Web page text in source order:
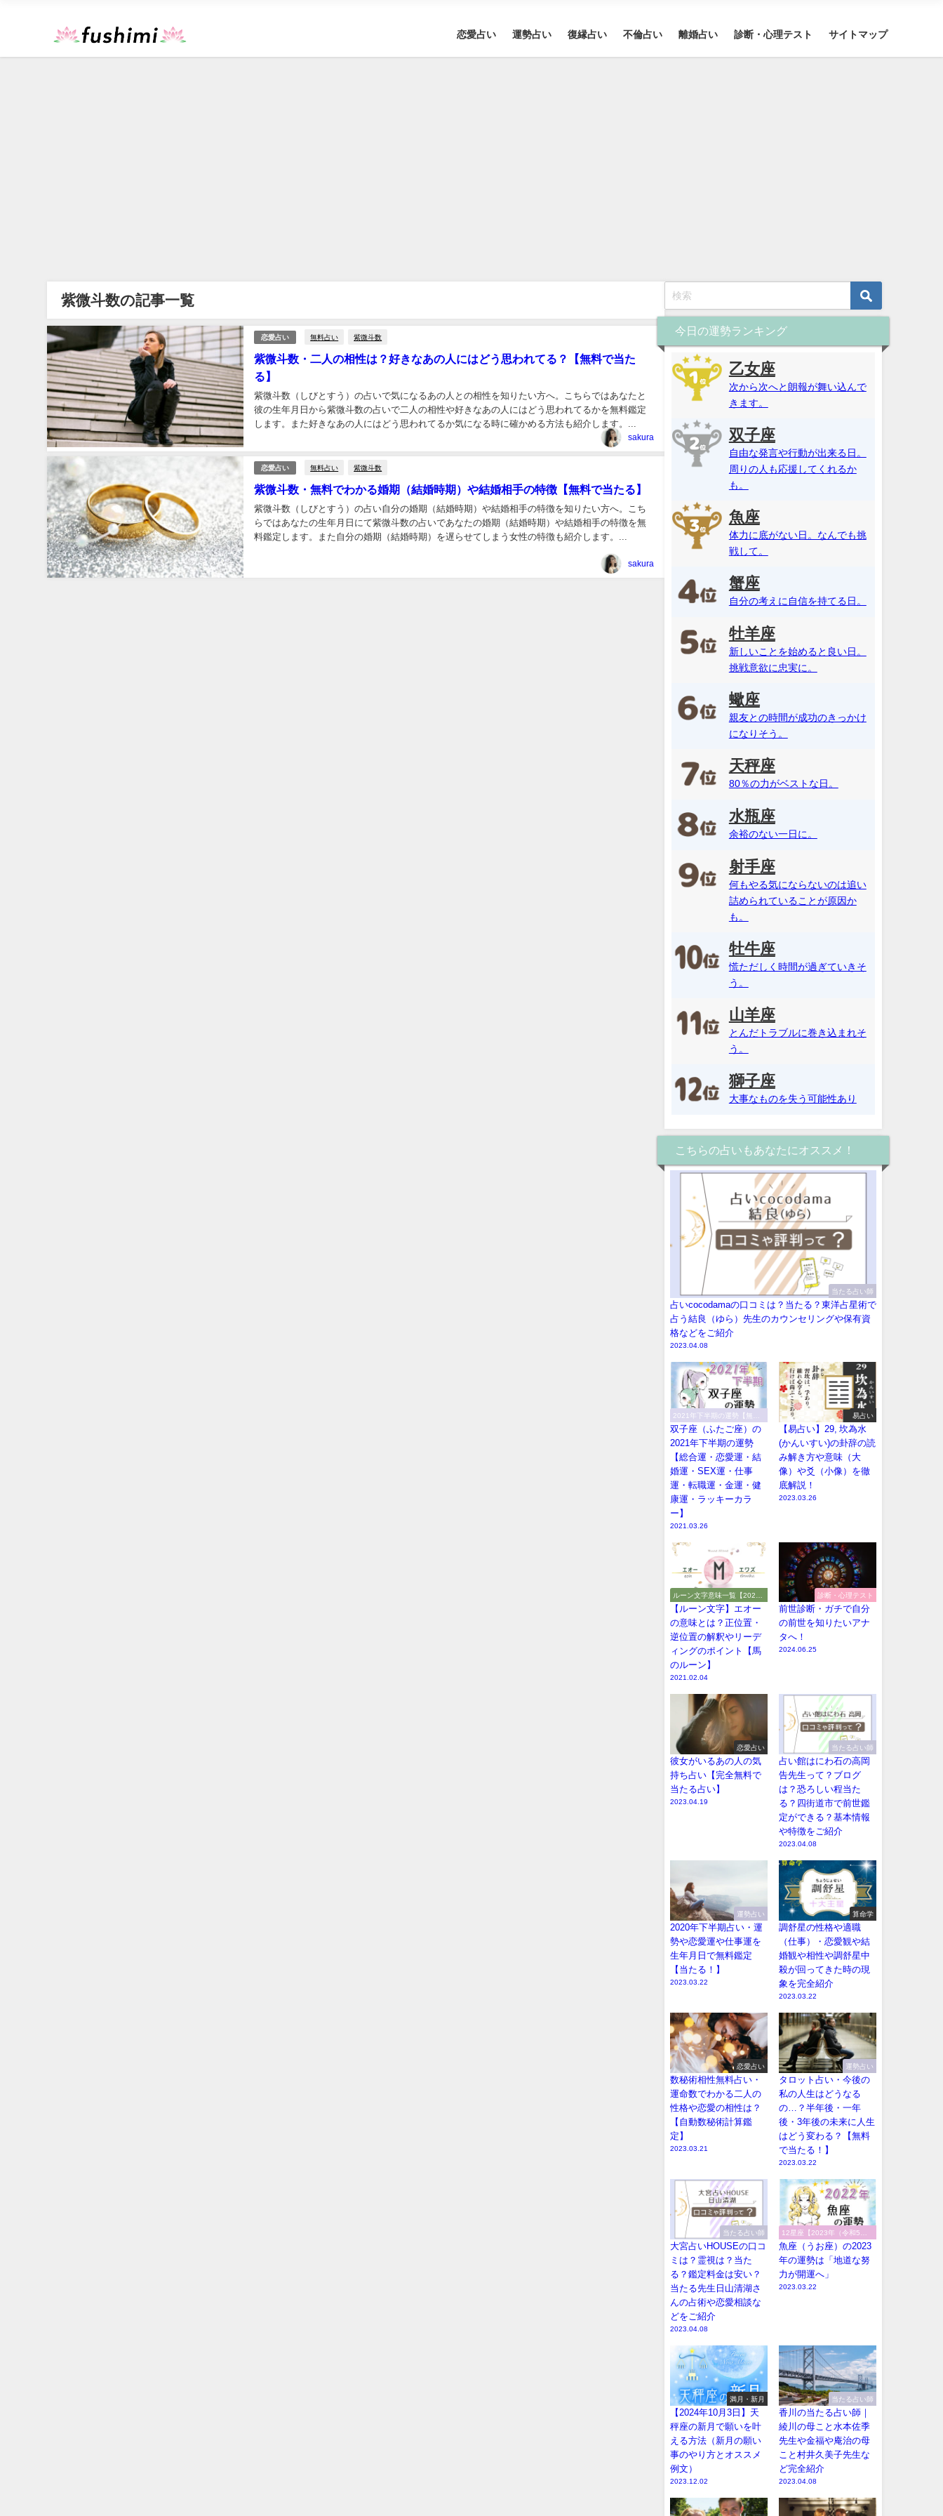
恋愛占い 運勢占い 復縁占い 不倫占い 離婚占い 診断・心理テスト サイトマップ
紫微斗数の記事一覧
恋愛占い 無料占い 紫微斗数
紫微斗数・二人の相性は？好きなあの人にはどう思われてる？【無料で当た
る】
紫微斗数（しびとすう）の占いで気になるあの人との相性を知りたい方へ。こちらではあなたと
彼の生年月日から紫微斗数の占いで二人の相性や好きなあの人にはどう思われてるかを無料鑑定
します。また好きなあの人にはどう思われてるか気になる時に確かめる方法も紹介します。...
sakura
恋愛占い 無料占い 紫微斗数
紫微斗数・無料でわかる婚期（結婚時期）や結婚相手の特徴【無料で当たる】
紫微斗数（しびとすう）の占い自分の婚期（結婚時期）や結婚相手の特徴を知りたい方へ。こち
らではあなたの生年月日にて紫微斗数の占いであなたの婚期（結婚時期）や結婚相手の特徴を無
料鑑定します。また自分の婚期（結婚時期）を遅らせてしまう女性の特徴も紹介します。...
sakura
今日の運勢ランキング
乙女座
次から次へと朗報が舞い込んで
きます。
双子座
自由な発言や行動が出来る日。
周りの人も応援してくれるか
も。
魚座
体力に底がない日。なんでも挑
戦して。
蟹座
自分の考えに自信を持てる日。
牡羊座
新しいことを始めると良い日。
挑戦意欲に忠実に。
蠍座
親友との時間が成功のきっかけ
になりそう。
天秤座
80％の力がベストな日。
水瓶座
余裕のない一日に。
射手座
何もやる気にならないのは追い
詰められていることが原因か
も。
牡牛座
慌ただしく時間が過ぎていきそ
う。
山羊座
とんだトラブルに巻き込まれそ
う。
獅子座
大事なものを失う可能性あり
こちらの占いもあなたにオススメ！
当たる占い師
占いcocodamaの口コミは？当たる？東洋占星術で
占う結良（ゆら）先生のカウンセリングや保有資
格などをご紹介
2023.04.08
2021年下半期の運勢【無料
で恐ろしい程当たる！】
双子座（ふたご座）の
2021年下半期の運勢
【総合運・恋愛運・結
婚運・SEX運・仕事
運・転職運・金運・健
康運・ラッキーカラ
ー】
2021.03.26
易占い
【易占い】29, 坎為水
(かんいすい)の卦辞の読
み解き方や意味（大
像）や爻（小像）を徹
底解説！
2023.03.26
ルーン文字意味一覧【2026
年・解読や解釈やアルファベ
ット】
【ルーン文字】エオー
の意味とは？正位置・
逆位置の解釈やリーデ
ィングのポイント【馬
のルーン】
2021.02.04
診断・心理テスト
前世診断・ガチで自分
の前世を知りたいアナ
タへ！
2024.06.25
恋愛占い
彼女がいるあの人の気
持ち占い【完全無料で
当たる占い】
2023.04.19
当たる占い師
占い館はにわ石の高岡
告先生って？ブログ
は？恐ろしい程当た
る？四街道市で前世鑑
定ができる？基本情報
や特徴をご紹介
2023.04.08
運勢占い
2020年下半期占い・運
勢や恋愛運や仕事運を
生年月日で無料鑑定
【当たる！】
2023.03.22
算命学
調舒星の性格や適職
（仕事）・恋愛観や結
婚観や相性や調舒星中
殺が回ってきた時の現
象を完全紹介
2023.03.22
恋愛占い
数秘術相性無料占い・
運命数でわかる二人の
性格や恋愛の相性は？
【自動数秘術計算鑑
定】
2023.03.21
運勢占い
タロット占い・今後の
私の人生はどうなる
の…？半年後・一年
後・3年後の未来に人生
はどう変わる？【無料
で当たる！】
2023.03.22
当たる占い師
大宮占いHOUSEの口コ
ミは？霊視は？当た
る？鑑定料金は安い？
当たる先生日山清湖さ
んの占術や恋愛相談な
どをご紹介
2023.04.08
12星座【2023年（令和5
年）の運勢】
魚座（うお座）の2023
年の運勢は「地道な努
力が開運へ」
2023.03.22
満月・新月
【2024年10月3日】天
秤座の新月で願いを叶
える方法（新月の願い
事のやり方とオススメ
例文）
2023.12.02
当たる占い師
香川の当たる占い師｜
綾川の母こと水本佐季
先生や金福や庵治の母
こと村井久美子先生な
ど完全紹介
2023.04.08